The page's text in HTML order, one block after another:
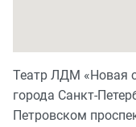
Театр ЛДМ «Новая
города Санкт-
Петровском